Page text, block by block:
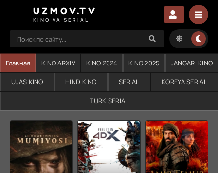
UZMOV.TV
KINO VA SERIAL
Главная KINO ARXIV KINO 2024 KINO 2025 JANGARI KINO
UJAS KINO HIND KINO SERIAL KOREYA SERIAL
TURK SERIAL